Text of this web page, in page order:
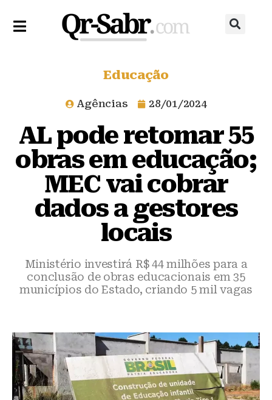
Educação
Agências 28/01/2024
AL pode retomar 55
obras em educação;
MEC vai cobrar
dados a gestores
locais
Ministério investirá R$ 44 milhões para a
conclusão de obras educacionais em 35
municípios do Estado, criando 5 mil vagas